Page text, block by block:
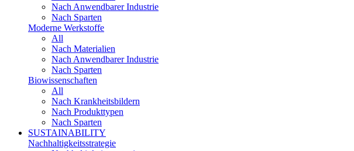
Nach Anwendbarer Industrie
Nach Sparten
Moderne Werkstoffe
All
Nach Materialien
Nach Anwendbarer Industrie
Nach Sparten
Biowissenschaften
All
Nach Krankheitsbildern
Nach Produkttypen
Nach Sparten
SUSTAINABILITY
Nachhaltigkeitsstrategie